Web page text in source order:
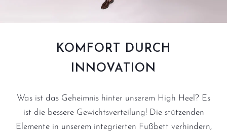
KOMFORT DURCH
INNOVATION
Was ist das Geheimnis hinter unserem High Heel? Es
ist die bessere Gewichtsverteilung! Die stützenden
Elemente in unserem integrierten Fußbett verhindern,